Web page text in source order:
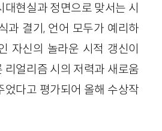
대현실과 정면으로 맞서는 시
과 결기, 언어 모두가 예리하
자신의 놀라운 시적 갱신이
리얼리즘 시의 저력과 새로움
었다고 평가되어 올해 수상작